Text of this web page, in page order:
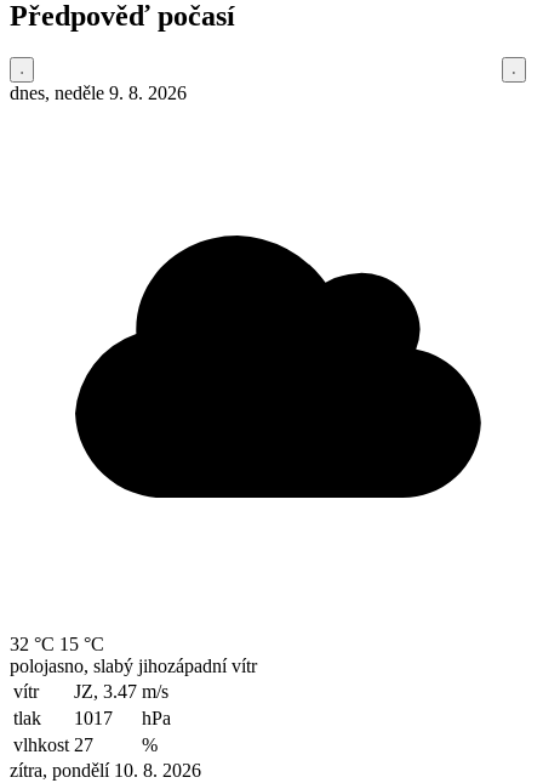
Předpověď počasí
dnes, neděle 9. 8. 2026
32 °C 15 °C
polojasno, slabý jihozápadní vítr
vítr
JZ, 3.47 m/s
tlak
1017
hPa
vlhkost 27
%
zítra, pondělí 10. 8. 2026